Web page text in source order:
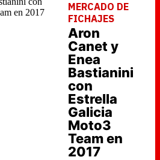
MERCADO DE
FICHAJES
Aron
Canet y
Enea
Bastianini
con
Estrella
Galicia
Moto3
Team en
2017